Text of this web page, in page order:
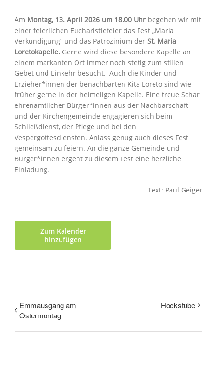
Am Montag, 13. April 2026 um 18.00 Uhr begehen wir mit
einer feierlichen Eucharistiefeier das Fest „Maria
Verkündigung“ und das Patrozinium der St. Maria
Loretokapelle. Gerne wird diese besondere Kapelle an
einem markanten Ort immer noch stetig zum stillen
Gebet und Einkehr besucht. Auch die Kinder und
Erzieher*innen der benachbarten Kita Loreto sind wie
früher gerne in der heimeligen Kapelle. Eine treue Schar
ehrenamtlicher Bürger*innen aus der Nachbarschaft
und der Kirchengemeinde engagieren sich beim
Schließdienst, der Pflege und bei den
Vespergottesdiensten. Anlass genug auch dieses Fest
gemeinsam zu feiern. An die ganze Gemeinde und
Bürger*innen ergeht zu diesem Fest eine herzliche
Einladung.
Text: Paul Geiger
Zum Kalender
hinzufügen
Emmausgang am
Ostermontag
Hockstube